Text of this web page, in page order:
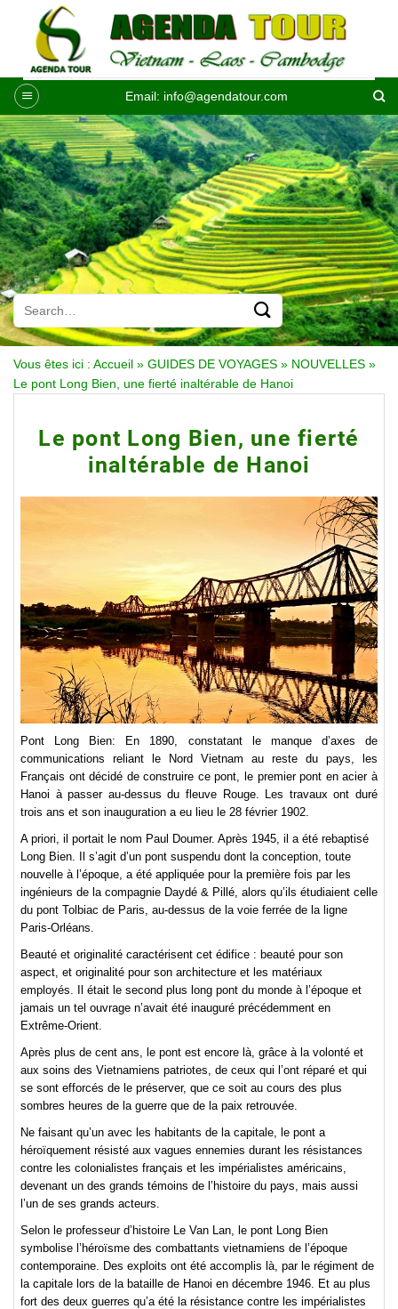
contenu
Email: info@agendatour.com
Vous êtes ici : Accueil » GUIDES DE VOYAGES » NOUVELLES »
Le pont Long Bien, une fierté inaltérable de Hanoi
Le pont Long Bien, une fierté
inaltérable de Hanoi
Pont Long Bien: En 1890, constatant le manque d’axes de
communications reliant le Nord Vietnam au reste du pays, les
Français ont décidé de construire ce pont, le premier pont en acier à
Hanoi à passer au-dessus du fleuve Rouge. Les travaux ont duré
trois ans et son inauguration a eu lieu le 28 février 1902.
A priori, il portait le nom Paul Doumer. Après 1945, il a été rebaptisé
Long Bien. Il s’agit d’un pont suspendu dont la conception, toute
nouvelle à l’époque, a été appliquée pour la première fois par les
ingénieurs de la compagnie Daydé & Pillé, alors qu’ils étudiaient celle
du pont Tolbiac de Paris, au-dessus de la voie ferrée de la ligne
Paris-Orléans.
Beauté et originalité caractérisent cet édifice : beauté pour son
aspect, et originalité pour son architecture et les matériaux
employés. Il était le second plus long pont du monde à l’époque et
jamais un tel ouvrage n’avait été inauguré précédemment en
Extrême-Orient.
Après plus de cent ans, le pont est encore là, grâce à la volonté et
aux soins des Vietnamiens patriotes, de ceux qui l’ont réparé et qui
se sont efforcés de le préserver, que ce soit au cours des plus
sombres heures de la guerre que de la paix retrouvée.
Ne faisant qu’un avec les habitants de la capitale, le pont a
héroïquement résisté aux vagues ennemies durant les résistances
contre les colonialistes français et les impérialistes américains,
devenant un des grands témoins de l’histoire du pays, mais aussi
l’un de ses grands acteurs.
Selon le professeur d’histoire Le Van Lan, le pont Long Bien
symbolise l’héroïsme des combattants vietnamiens de l’époque
contemporaine. Des exploits ont été accomplis là, par le régiment de
la capitale lors de la bataille de Hanoi en décembre 1946. Et au plus
fort des deux guerres qu’a été la résistance contre les impérialistes